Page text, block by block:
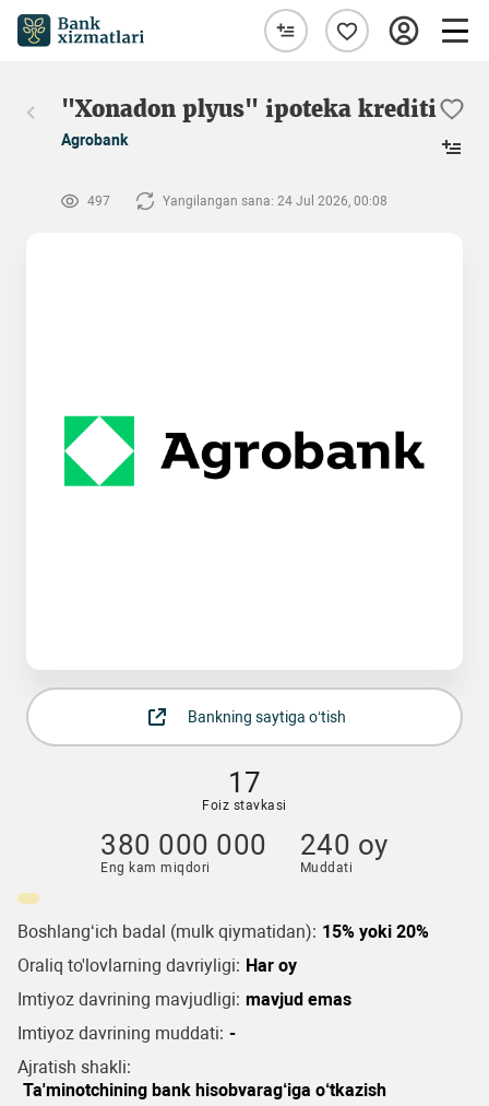
"Xonadon plyus" ipoteka krediti
Agrobank
497 Yangilangan sana: 24 Jul 2026, 00:08
Bankning saytiga o‘tish
17
Foiz stavkasi
380 000 000
Eng kam miqdori
240 oy
Muddati
Boshlang‘ich badal (mulk qiymatidan): 15% yoki 20%
Oraliq to'lovlarning davriyligi: Har oy
Imtiyoz davrining mavjudligi: mavjud emas
Imtiyoz davrining muddati: -
Ajratish shakli:
Ta'minotchining bank hisobvarag‘iga o‘tkazish